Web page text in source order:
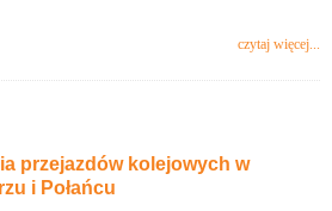
czytaj więcej...
przejazdów kolejowych w
i Połańcu